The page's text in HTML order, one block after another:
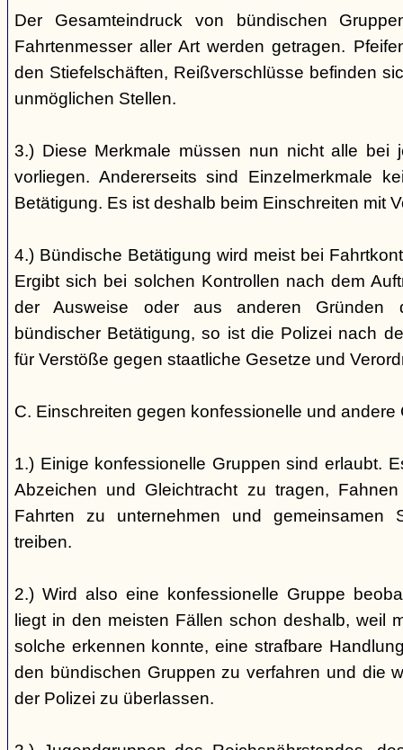
Der Gesamteindruck von bündischen
Fahrtenmesser aller Art werden getragen.
den Stiefelschäften, Reißverschlüsse befinden
unmöglichen Stellen.
3.) Diese Merkmale müssen nun nicht alle bei
vorliegen. Andererseits sind Einzelmerkmale
Betätigung. Es ist deshalb beim Einschreiten mit
4.) Bündische Betätigung wird meist bei
Ergibt sich bei solchen Kontrollen nach dem
der Ausweise oder aus anderen Gründen
bündischer Betätigung, so ist die Polizei nach
für Verstöße gegen staatliche Gesetze und
C. Einschreiten gegen konfessionelle und andere
1.) Einige konfessionelle Gruppen sind erlaubt.
Abzeichen und Gleichtracht zu tragen,
Fahrten zu unternehmen und gemeinsamen
treiben.
2.) Wird also eine konfessionelle Gruppe
liegt in den meisten Fällen schon deshalb, weil
solche erkennen konnte, eine strafbare
den bündischen Gruppen zu verfahren und die
der Polizei zu überlassen.